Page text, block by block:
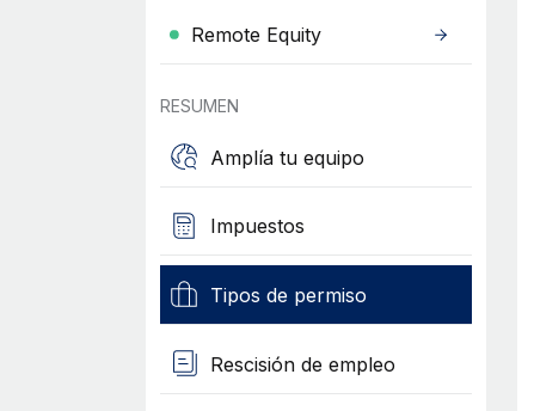
Remote Equity
RESUMEN
Amplía tu equipo
Impuestos
Tipos de permiso
Rescisión de empleo